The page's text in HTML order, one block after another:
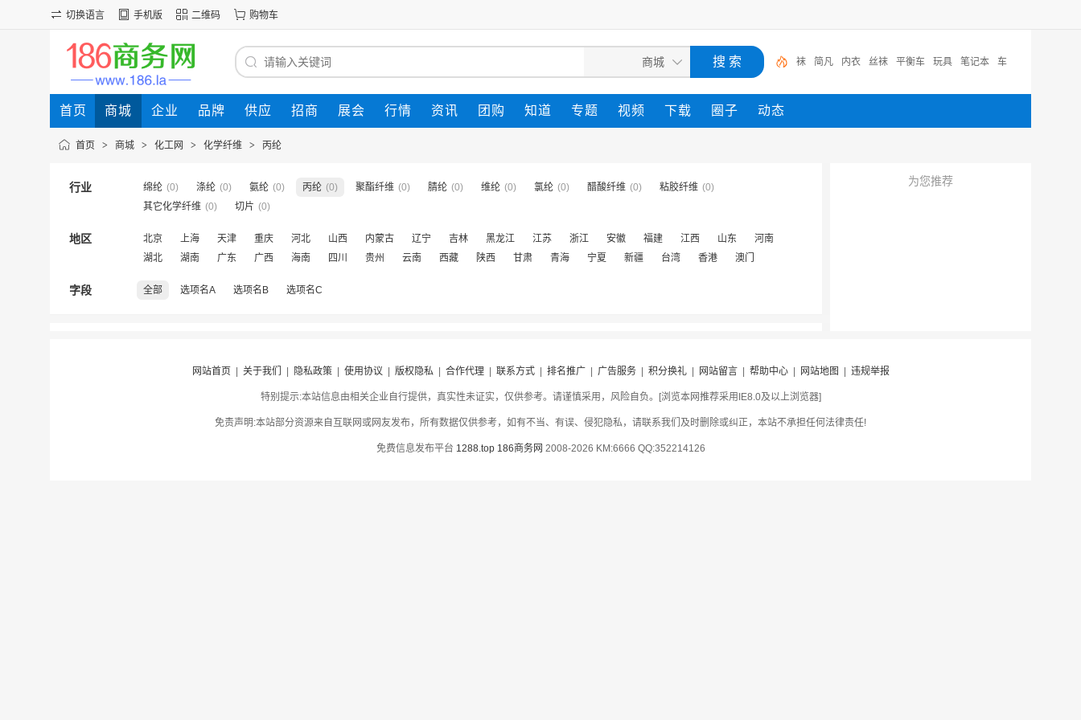
切换语言 手机版 二维码 购物车
袜 简凡 内衣 丝袜 平衡车 玩具 笔记本 车
首页 商城 企业 品牌 供应 招商 展会 行情 资讯 团购 知道 专题 视频 下载 圈子 动态
首页 > 商城 > 化工网 > 化学纤维 > 丙纶
行业 绵纶 (0) 涤纶 (0) 氨纶 (0) 丙纶 (0) 聚酯纤维 (0) 腈纶 (0) 维纶 (0) 氯纶 (0) 醋酸纤维 (0) 粘胶纤维 (0)
其它化学纤维 (0) 切片 (0)
地区 北京 上海 天津 重庆 河北 山西 内蒙古 辽宁 吉林 黑龙江 江苏 浙江 安徽 福建 江西 山东
河南
湖北
湖南 广东 广西 海南 四川 贵州 云南 西藏 陕西 甘肃 青海 宁夏 新疆 台湾 香港 澳门
字段 全部 选项名A 选项名B 选项名C
为您推荐
网站首页 关于我们 隐私政策| 使用协议 版权隐私| 合作代理| 联系方式| 排名推广| 广告服务| 积分换礼| 网站留言| 帮助中心| 网站地图 违规举报
特别提示:本站信息由相关企业自行提供，真实性未证实，仅供参考。请谨慎采用，风险自负。[浏览本网推荐采用IE8.0及以上浏览器]
免责声明:本站部分资源来自互联网或网友发布，所有数据仅供参考，如有不当、有误、侵犯隐私，请联系我们及时删除或纠正，本站不承担任何法律责任!
免费信息发布平台 1288.top 186商务网 2008-2026 KM:6666 QQ:352214126